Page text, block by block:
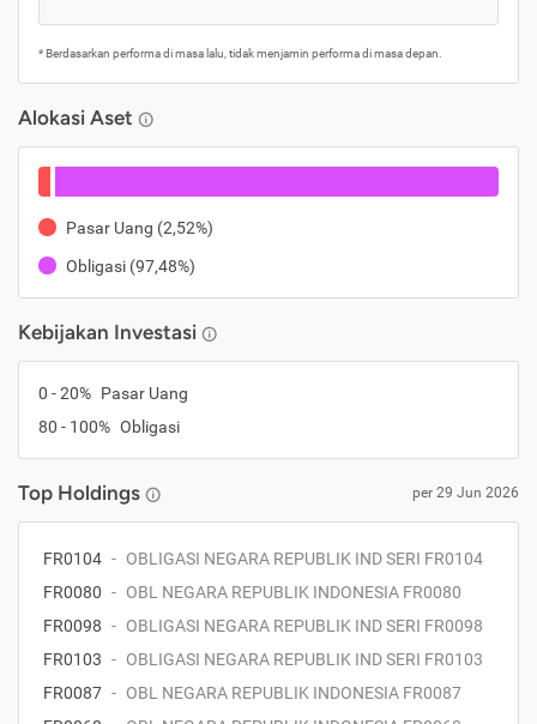
* Berdasarkan performa di masa lalu, tidak menjamin performa di masa depan.
Alokasi Aset
Pasar Uang (2,52%)
Obligasi (97,48%)
Kebijakan Investasi
0 -20% Pasar Uang
80 - 100% Obligasi
Top Holdings per 29 Jun 2026
FR0104 - OBLIGASI NEGARA REPUBLIK IND SERI FR0104
FR0080 - OBL NEGARA REPUBLIK INDONESIA FR0080
FR0098 - OBLIGASI NEGARA REPUBLIK IND SERI FR0098
FR0103 - OBLIGASI NEGARA REPUBLIK IND SERI FR0103
FR0087 - OBL NEGARA REPUBLIK INDONESIA FR0087